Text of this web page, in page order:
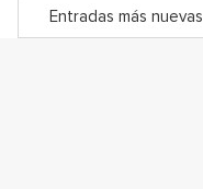
Entradas más nuevas